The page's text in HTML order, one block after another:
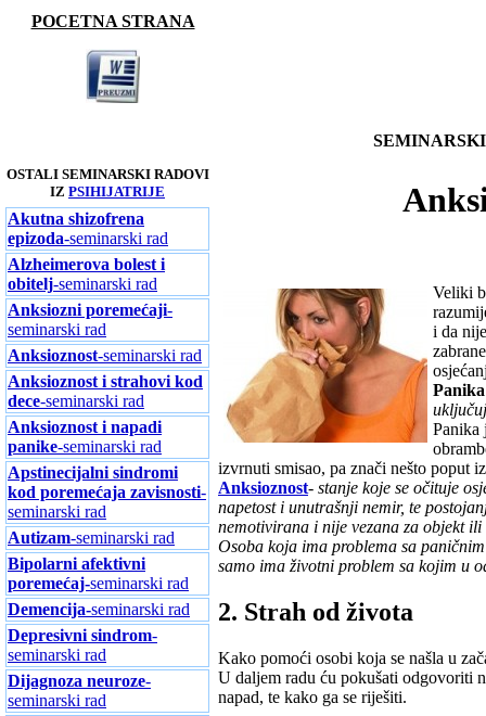
POCETNA STRANA
OSTALI SEMINARSKI RADOVI
IZ PSIHIJATRIJE
Akutna shizofrena
epizoda-seminarski rad
Alzheimerova bolest i
obitelj-seminarski rad
Anksiozni poremećaji-
seminarski rad
Anksioznost-seminarski rad
Anksioznost i strahovi kod
dece-seminarski rad
Anksioznost i napadi
panike-seminarski rad
Apstinecijalni sindromi
kod poremećaja zavisnosti-
seminarski rad
Autizam-seminarski rad
Bipolarni afektivni
poremećaj-seminarski rad
Demencija-seminarski rad
Depresivni sindrom-
seminarski rad
Dijagnoza neuroze-
seminarski rad
Veliki
i da
Panika
Panika
izvrnuti smisao, pa znači nešto poput
Anksioznost- stanje koje se očituje
napetost i unutrašnji nemir, te
nemotivirana i nije vezana za objekt ili
Osoba koja ima problema sa
samo ima životni problem sa kojim u
2. Strah od života
Kako pomoći osobi koja se našla u
U daljem radu ću pokušati odgovoriti
napad, te kako ga se riješiti.